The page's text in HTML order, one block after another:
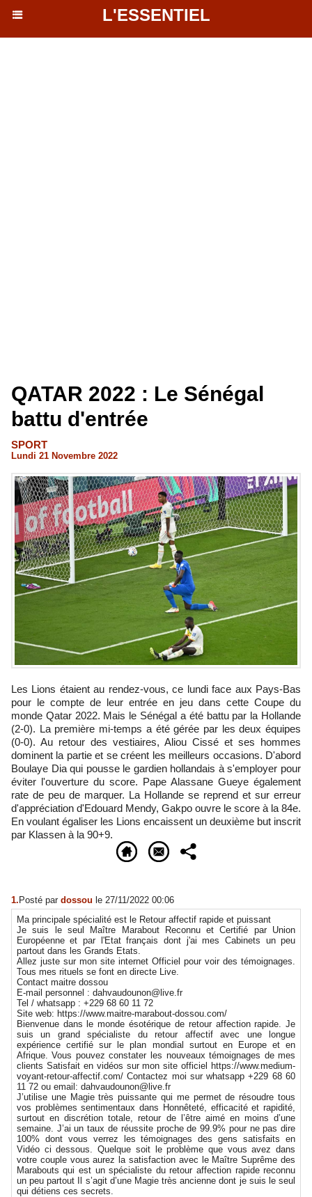
L'ESSENTIEL
QATAR 2022 : Le Sénégal
battu d'entrée
SPORT
Lundi 21 Novembre 2022
Les Lions étaient au rendez-vous, ce lundi face aux Pays-Bas
pour le compte de leur entrée en jeu dans cette Coupe du
monde Qatar 2022. Mais le Sénégal a été battu par la Hollande
(2-0). La première mi-temps a été gérée par les deux équipes
(0-0). Au retour des vestiaires, Aliou Cissé et ses hommes
dominent la partie et se créent les meilleurs occasions. D'abord
Boulaye Dia qui pousse le gardien hollandais à s'employer pour
éviter l'ouverture du score. Pape Alassane Gueye également
rate de peu de marquer. La Hollande se reprend et sur erreur
d'appréciation d'Edouard Mendy, Gakpo ouvre le score à la 84e.
En voulant égaliser les Lions encaissent un deuxième but inscrit
par Klassen à la 90+9.
1.Posté par dossou le 27/11/2022 00:06
Ma principale spécialité est le Retour affectif rapide et puissant
Je suis le seul Maître Marabout Reconnu et Certifié par Union
Européenne et par l'Etat français dont j'ai mes Cabinets un peu
partout dans les Grands Etats.
Allez juste sur mon site internet Officiel pour voir des témoignages.
Tous mes rituels se font en directe Live.
Contact maitre dossou
E-mail personnel : dahvaudounon@live.fr
Tel / whatsapp : +229 68 60 11 72
Site web: https://www.maitre-marabout-dossou.com/
Bienvenue dans le monde ésotérique de retour affection rapide. Je
suis un grand spécialiste du retour affectif avec une longue
expérience certifié sur le plan mondial surtout en Europe et en
Afrique. Vous pouvez constater les nouveaux témoignages de mes
clients Satisfait en vidéos sur mon site officiel https://www.medium-
voyant-retour-affectif.com/ Contactez moi sur whatsapp +229 68 60
11 72 ou email: dahvaudounon@live.fr
J’utilise une Magie très puissante qui me permet de résoudre tous
vos problèmes sentimentaux dans Honnêteté, efficacité et rapidité,
surtout en discrétion totale, retour de l’être aimé en moins d’une
semaine. J’ai un taux de réussite proche de 99.9% pour ne pas dire
100% dont vous verrez les témoignages des gens satisfaits en
Vidéo ci dessous. Quelque soit le problème que vous avez dans
votre couple vous aurez la satisfaction avec le Maître Suprême des
Marabouts qui est un spécialiste du retour affection rapide reconnu
un peu partout Il s’agit d’une Magie très ancienne dont je suis le seul
qui détiens ces secrets.